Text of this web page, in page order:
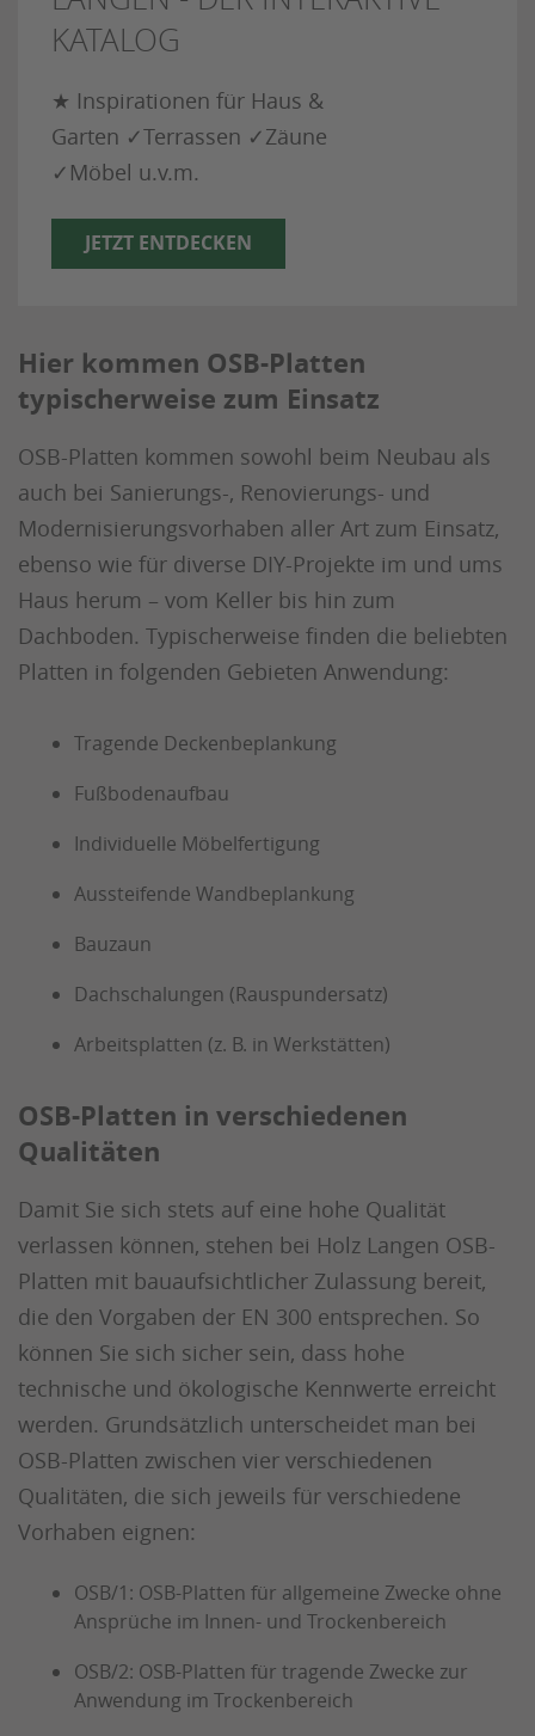
KATALOG
★ Inspirationen für Haus &
Garten ✓Terrassen ✓Zäune
✓Möbel u.v.m.
JETZT ENTDECKEN
Hier kommen OSB-Platten
typischerweise zum Einsatz
OSB-Platten kommen sowohl beim Neubau als
auch bei Sanierungs-, Renovierungs- und
Modernisierungsvorhaben aller Art zum Einsatz,
ebenso wie für diverse DIY-Projekte im und ums
Haus herum – vom Keller bis hin zum
Dachboden. Typischerweise finden die beliebten
Platten in folgenden Gebieten Anwendung:
Tragende Deckenbeplankung
Fußbodenaufbau
Individuelle Möbelfertigung
Aussteifende Wandbeplankung
Bauzaun
Dachschalungen (Rauspundersatz)
Arbeitsplatten (z. B. in Werkstätten)
OSB-Platten in verschiedenen
Qualitäten
Damit Sie sich stets auf eine hohe Qualität
verlassen können, stehen bei Holz Langen OSB-
Platten mit bauaufsichtlicher Zulassung bereit,
die den Vorgaben der EN 300 entsprechen. So
können Sie sich sicher sein, dass hohe
technische und ökologische Kennwerte erreicht
werden. Grundsätzlich unterscheidet man bei
OSB-Platten zwischen vier verschiedenen
Qualitäten, die sich jeweils für verschiedene
Vorhaben eignen:
OSB/1: OSB-Platten für allgemeine Zwecke ohne
Ansprüche im Innen- und Trockenbereich
OSB/2: OSB-Platten für tragende Zwecke zur
Anwendung im Trockenbereich